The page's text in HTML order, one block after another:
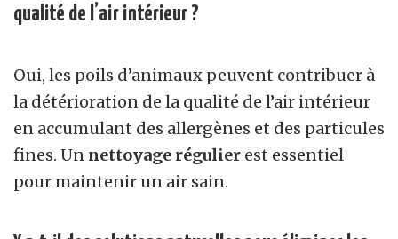
qualité de l’air intérieur ?
Oui, les poils d’animaux peuvent contribuer à
la détérioration de la qualité de l’air intérieur
en accumulant des allergènes et des particules
fines. Un nettoyage régulier est essentiel
pour maintenir un air sain.